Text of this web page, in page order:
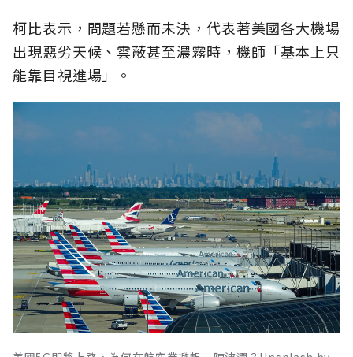
柯比表示，問題若懸而未決，代表著美國各大機場
出現惡劣天候、雲蔽甚至濃霧時，機師「基本上只
能靠目視進場」。